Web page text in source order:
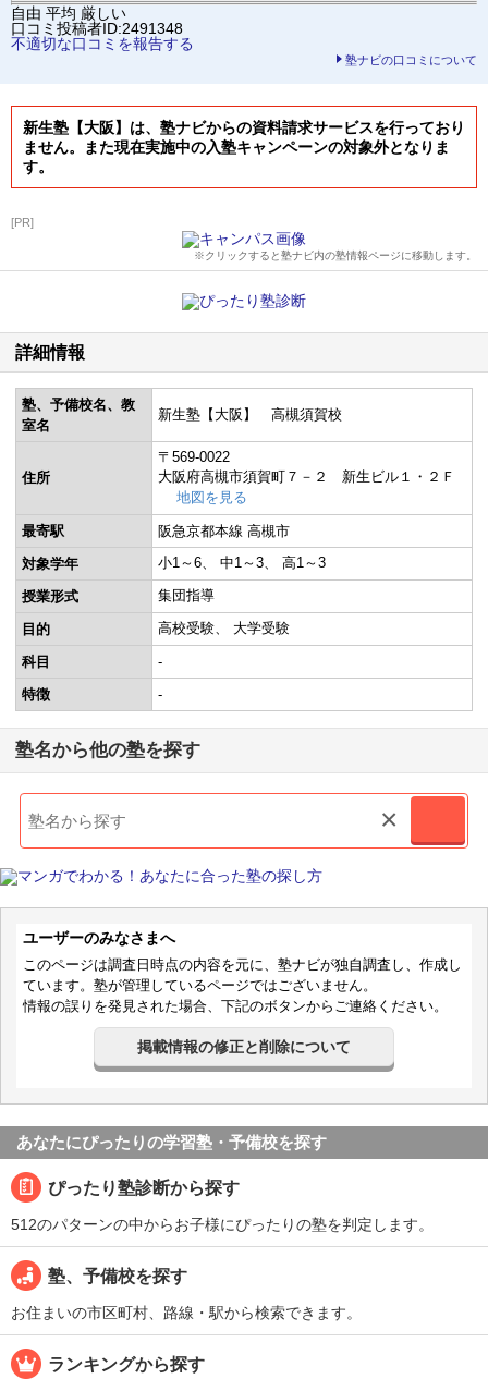
自由 平均 厳しい
口コミ投稿者ID:2491348
不適切な口コミを報告する
塾ナビの口コミについて
新生塾【大阪】は、塾ナビからの資料請求サービスを行っており
ません。また現在実施中の入塾キャンペーンの対象外となりま
す。
[PR]
※クリックすると塾ナビ内の塾情報ページに移動します。
詳細情報
塾、予備校名、教
室名
新生塾【大阪】 高槻須賀校
住所
〒569-0022
大阪府高槻市須賀町７－２ 新生ビル１・２Ｆ
地図を見る
最寄駅
阪急京都本線 高槻市
対象学年
小1～6 中1～3 高1～3
授業形式 集団指導
目的 高校受験 大学受験
科目
-
特徴
-
塾名から他の塾を探す
×
ユーザーのみなさまへ
このページは調査日時点の内容を元に、塾ナビが独自調査し、作成し
ています。塾が管理しているページではございません。
情報の誤りを発見された場合、下記のボタンからご連絡ください。
掲載情報の修正と削除について
あなたにぴったりの学習塾・予備校を探す
ぴったり塾診断から探す
512のパターンの中からお子様にぴったりの塾を判定します。
塾、予備校を探す
お住まいの市区町村、路線・駅から検索できます。
ランキングから探す